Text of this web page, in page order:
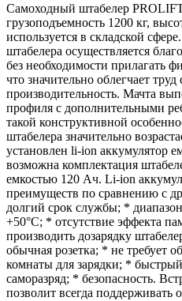
Самоходный штабелер
грузоподъемность 1200 кг,
используется в складской
штабелера осуществляется
без необходимости прилагать
что значительно облегчает
производительность. Мачта
профиля с дополнительными
такой конструктивной
штабелера значительно
установлен li-ion аккумулятор
возможна комплектация
емкостью 120 Ач. Li-ion
преимуществ по сравнению с
долгий срок службы; *
+50°C; * отсутствие эффекта
производить дозарядку
обычная розетка; * не требует
комнаты для зарядки; *
саморазряд; * безопасность.
позволит всегда поддерживать